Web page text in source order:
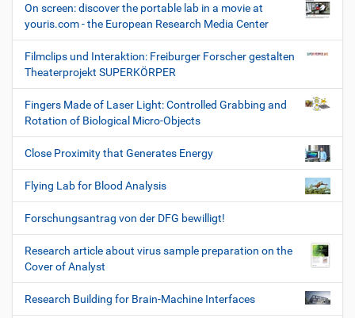
On screen: discover the portable lab in a movie at
youris.com - the European Research Media Center
Filmclips und Interaktion: Freiburger Forscher gestalten
Theaterprojekt SUPERKÖRPER
Fingers Made of Laser Light: Controlled Grabbing and
Rotation of Biological Micro-Objects
Close Proximity that Generates Energy
Flying Lab for Blood Analysis
Forschungsantrag von der DFG bewilligt!
Research article about virus sample preparation on the
Cover of Analyst
Research Building for Brain-Machine Interfaces